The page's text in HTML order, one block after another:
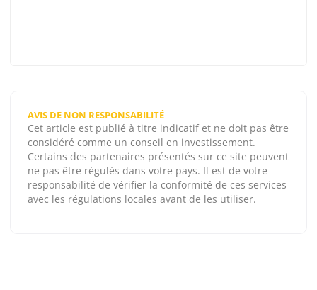
AVIS DE NON RESPONSABILITÉ
Cet article est publié à titre indicatif et ne doit pas être
considéré comme un conseil en investissement.
Certains des partenaires présentés sur ce site peuvent
ne pas être régulés dans votre pays. Il est de votre
responsabilité de vérifier la conformité de ces services
avec les régulations locales avant de les utiliser.